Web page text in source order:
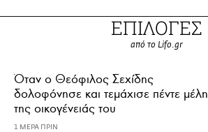
ΕΠΙΛΟΓΕΣ
από το Lifo.gr
Όταν ο Θεόφιλος Σεχίδης
δολοφόνησε και τεμάχισε πέντε μέλη
της οικογένειάς του
1 ΜΕΡΑ ΠΡΙΝ